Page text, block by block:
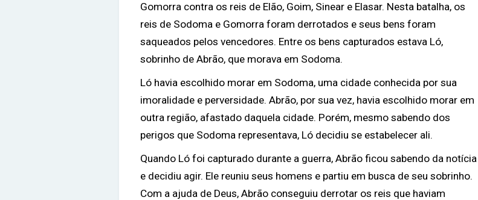
Gomorra contra os reis de Elão, Goim, Sinear e Elasar. Nesta batalha, os
reis de Sodoma e Gomorra foram derrotados e seus bens foram
saqueados pelos vencedores. Entre os bens capturados estava Ló,
sobrinho de Abrão, que morava em Sodoma.
Ló havia escolhido morar em Sodoma, uma cidade conhecida por sua
imoralidade e perversidade. Abrão, por sua vez, havia escolhido morar em
outra região, afastado daquela cidade. Porém, mesmo sabendo dos
perigos que Sodoma representava, Ló decidiu se estabelecer ali.
Quando Ló foi capturado durante a guerra, Abrão ficou sabendo da notícia
e decidiu agir. Ele reuniu seus homens e partiu em busca de seu sobrinho.
Com a ajuda de Deus, Abrão conseguiu derrotar os reis que haviam